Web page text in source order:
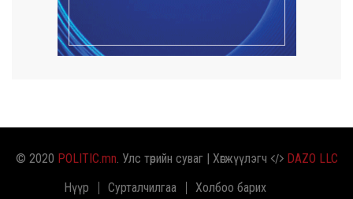
Тэгш, сондгойгоор замын хөдөлгөөнд
оролцох зохиц...
оролцуулах зохицуул...
2026/08/05
© 2020 POLITIC.mn. Улс төрийн суваг | Хөгжүүлэгч
DAZO LLC
Нүүр
Сурталчилгаа Холбоо барих